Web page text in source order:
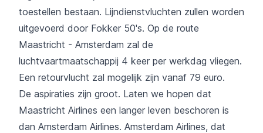
toestellen bestaan. Lijndienstvluchten zullen worden
uitgevoerd door Fokker 50's. Op de route
Maastricht - Amsterdam zal de
luchtvaartmaatschappij 4 keer per werkdag vliegen.
Een retourvlucht zal mogelijk zijn vanaf 79 euro.
De aspiraties zijn groot. Laten we hopen dat
Maastricht Airlines een langer leven beschoren is
dan Amsterdam Airlines. Amsterdam Airlines, dat